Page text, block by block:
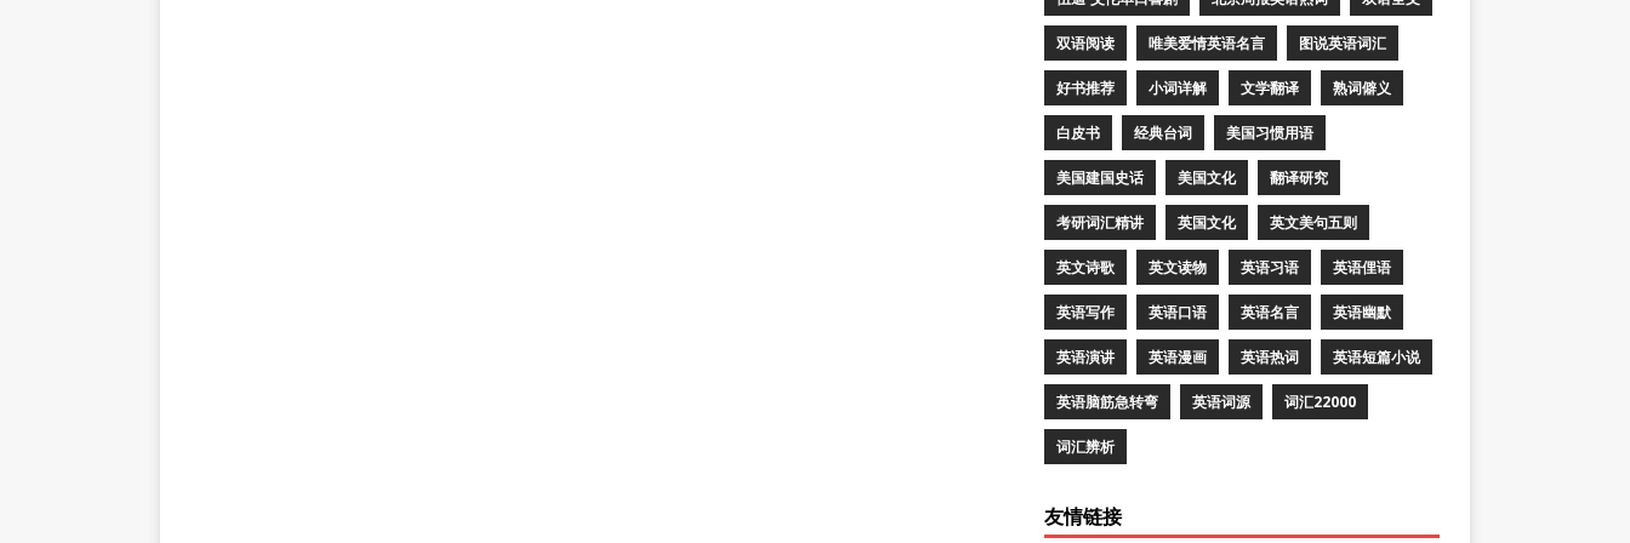
双语阅读 唯美爱情英语名言 图说英语词汇
好书推荐 小词详解 文学翻译 熟词僻义
白皮书 经典台词 美国习惯用语
美国建国史话 美国文化 翻译研究
考研词汇精讲 英国文化 英文美句五则
英文诗歌 英文读物 英语习语 英语俚语
英语写作 英语口语 英语名言 英语幽默
英语演讲 英语漫画 英语热词 英语短篇小说
英语脑筋急转弯 英语词源 词汇22000
词汇辨析
友情链接